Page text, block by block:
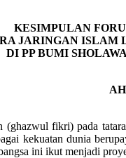
KESIMPULAN
JARINGAN ISLAM
DI PP BUMI
fikri) pada
kekuatan dunia
ini ikut menjadi